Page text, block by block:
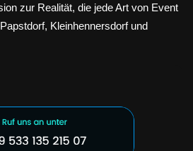
zur Realität, die jede Art von Event
Kleinhennersdorf und